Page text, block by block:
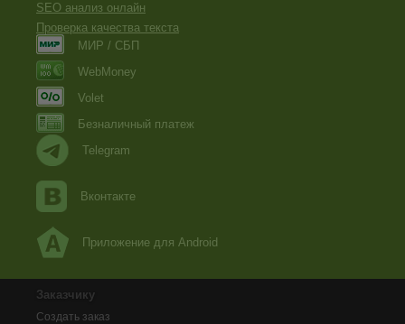
SEO анализ онлайн
Проверка качества текста
МИР / СБП
WebMoney
Volet
Безналичный платеж
Telegram
Вконтакте
Приложение для Android
Заказчику
Создать заказ